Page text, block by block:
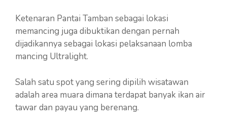
Ketenaran Pantai Tamban sebagai lokasi
memancing juga dibuktikan dengan pernah
dijadikannya sebagai lokasi pelaksanaan lomba
mancing Ultralight.
Salah satu spot yang sering dipilih wisatawan
adalah area muara dimana terdapat banyak ikan air
tawar dan payau yang berenang.